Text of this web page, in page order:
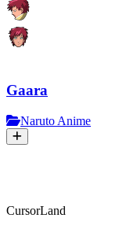
Gaara
Naruto Anime
CursorLand